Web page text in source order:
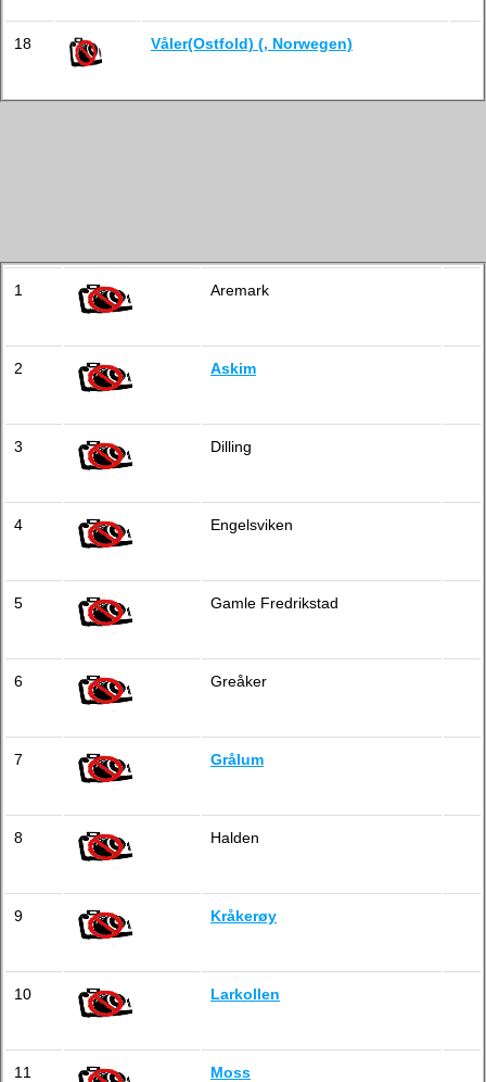
18 Våler(Ostfold) (, Norwegen)
1 Aremark
2 Askim
3 Dilling
4 Engelsviken
5 Gamle Fredrikstad
6 Greåker
7 Grålum
8 Halden
9 Kråkerøy
10 Larkollen
11 Moss